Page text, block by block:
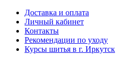
Доставка и оплата
Личный кабинет
Контакты
Рекомендации по уходу
Курсы шитья в г. Иркутск